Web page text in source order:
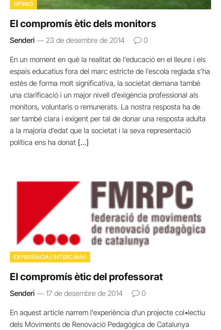
OPINIÓ
El compromís ètic dels monitors
Senderi 23 de desembre de 2014 0
En un moment en què la realitat de l’educació en el lleure i els
espais educatius fora del marc estricte de l’escola reglada s’ha
estès de forma molt significativa, la societat demana també
una clarificació i un major nivell d’exigència professional als
monitors, voluntaris o remunerats. La nostra resposta ha de
ser també clara i exigent per tal de donar una resposta adulta
a la majoria d’edat que la societat i la seva representació
política ens ha donat […]
EXPERIÈNCIA I INTERCANVI
El compromís ètic del professorat
Senderi 17 de desembre de 2014 0
En aquest article narrem l’experiència d’un projecte col•lectiu
dels Moviments de Renovació Pedagògica de Catalunya